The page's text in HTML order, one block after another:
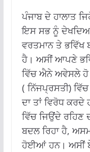
ਪੰਜਾਬ ਦੇ ਹਾਲਾਤ
ਇਸ ਸਭ ਨੂੰ
ਵਰਤਮਾਨ ਤੇ ਭਵਿੱਖ
ਹੈ। ਅਸੀਂ ਆਪਣੇ
ਵਿੱਚ ਐਨੇ ਅਵੇਸਲੇ
( ਨਿੱਜਪ੍ਰਸਤੀ)
ਦਾ ਤਾਂ ਵਿਰੋਧ
ਵਿੱਚ ਜਿਉਂਦੇ
ਬਦਲ ਰਿਹਾ ਹੈ,
ਹੋਈਆਂ ਹਨ। ਅਸੀਂ